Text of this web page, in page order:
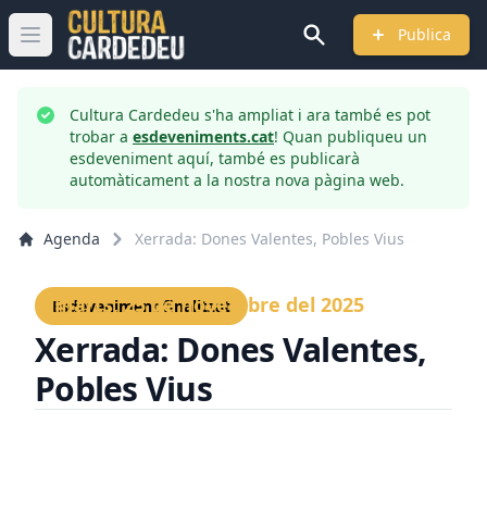
Obrir menú principal Publica
Cultura Cardedeu s'ha ampliat i ara també es pot
trobar a esdeveniments.cat! Quan publiqueu un
esdeveniment aquí, també es publicarà
automàticament a la nostra nova pàgina web.
Agenda Xerrada: Dones Valentes, Pobles Vius
Esdeveniment finalitzat
Dimarts, 25 de novembre del 2025
Xerrada: Dones Valentes,
Pobles Vius